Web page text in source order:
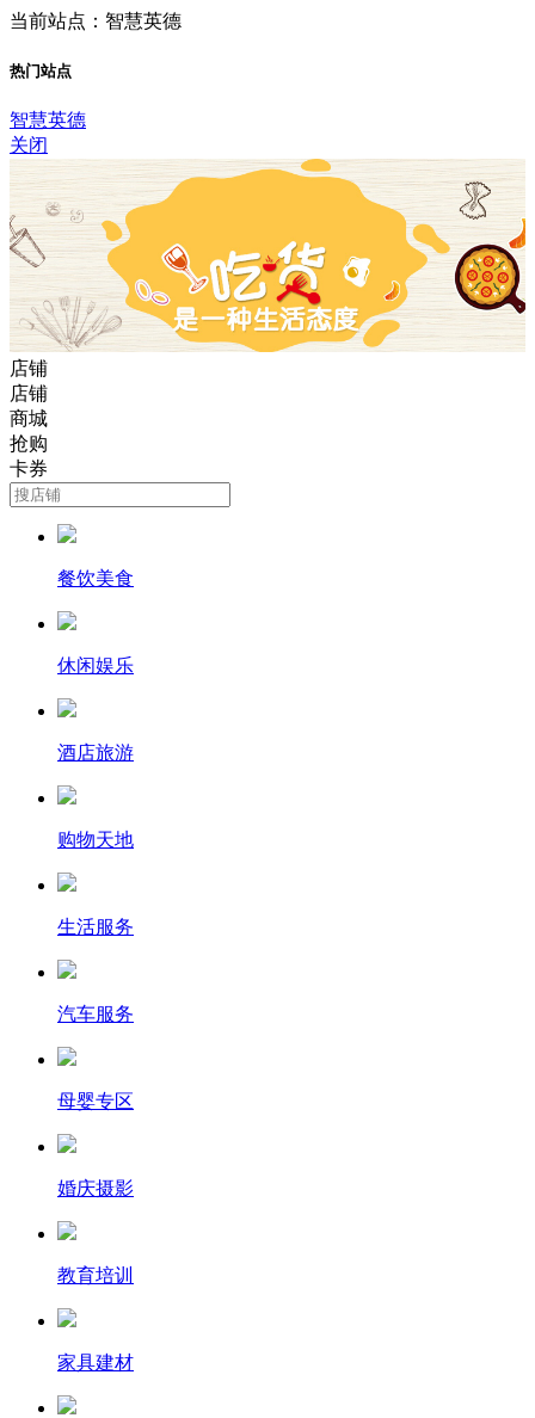
当前站点：智慧英德
热门站点
智慧英德
关闭
店铺
店铺
商城
抢购
卡券
餐饮美食
休闲娱乐
酒店旅游
购物天地
生活服务
汽车服务
母婴专区
婚庆摄影
教育培训
家具建材